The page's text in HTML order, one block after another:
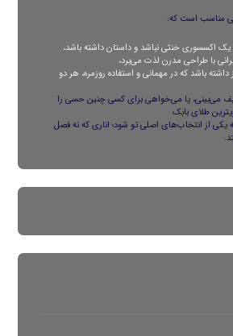
مناسب است که:
اکسسوری خنثی نباشد و داستان داشته باشد،
با طراحی مدرن لذت می‌برد،
باشد که در مهمانی و استفاده روزمره، هر دو
می‌بینی، یا می‌خواهی برای کسی چنین حسی را
طلای بابک
یکی از انتخاب‌های اصلی تو شود؛ اناری که نه فصل